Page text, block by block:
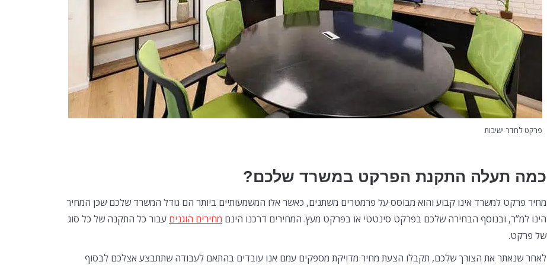
פרקט לחדר ישיבות
כמה תעלה התקנת הפרקט במשרד שלכם?
מחיר פרקט למשרד אינו קבוע והוא מבוסס על פרמטרים משתנים, כאשר אלו המשמעותיים ביותר הם גודל המשרד שלכם שכן המחיר
הינו למ”ר, ובנוסף הבחירה שלכם בפרקט סינטטי או בפרקט מעץ. המחירים דרכנו הינם מחירים הוגנים עבור כל התקנה של כל סוג
של פרקט.
לאחר שנאתר את הצורך שלכם, תקבלו הצעת מחיר מדויקת מספקים עמם אנו עובדים בהתאם לעבודה שתתבצע אצלכם לבסוף